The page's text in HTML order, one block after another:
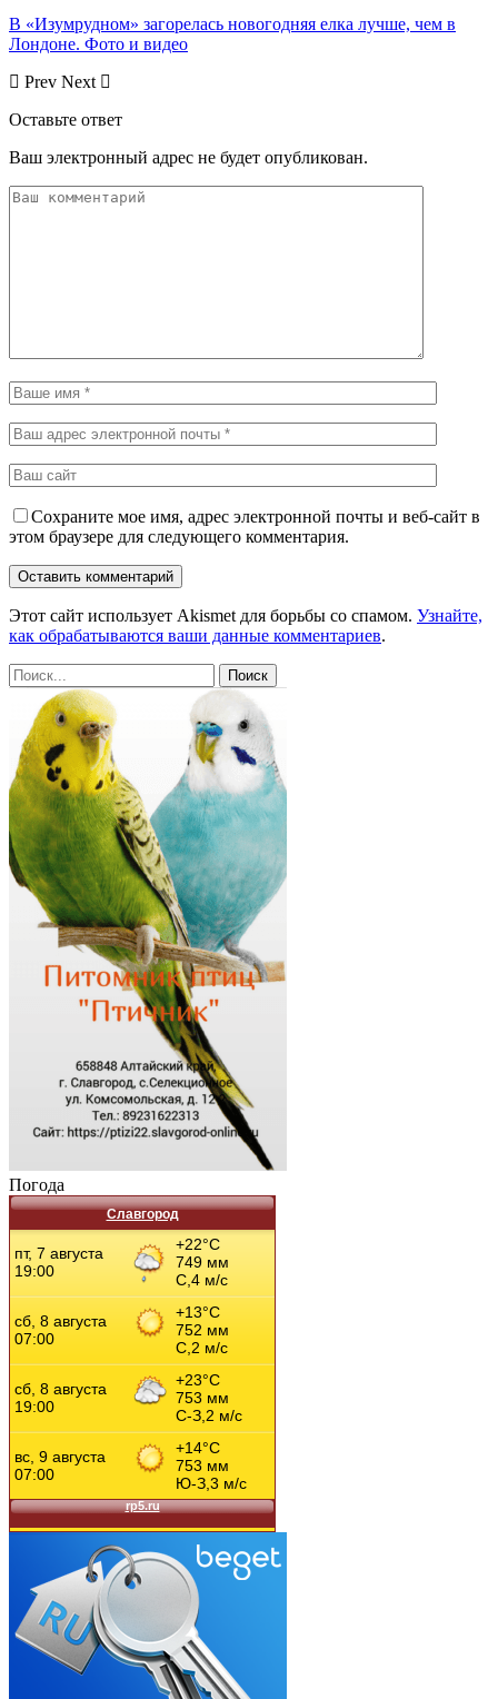
В «Изумрудном» загорелась новогодняя елка лучше, чем в
Лондоне. Фото и видео
Prev Next
Оставьте ответ
Ваш электронный адрес не будет опубликован.
Сохраните мое имя, адрес электронной почты и веб-сайт в
этом браузере для следующего комментария.
Этот сайт использует Akismet для борьбы со спамом. Узнайте,
как обрабатываются ваши данные комментариев.
Погода
Славгород